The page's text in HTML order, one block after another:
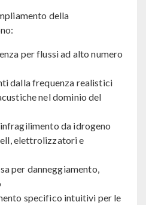
della
per flussi ad alto numero
dalla frequenza realistici
nel dominio del
da idrogeno
elettrolizzatori e
per danneggiamento,
specifico intuitivi per le